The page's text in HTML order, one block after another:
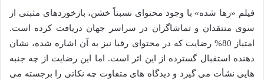
فیلم «رها شده» با وجود محتوای نسبتاً خشن، بازخوردهای مثبتی از
سوی منتقدان و تماشاگران در سراسر جهان دریافت کرده است.
امتیاز 80% رضایت که در محتوای رقبا نیز به آن اشاره شده، نشان
دهنده استقبال گسترده از این اثر است. اما این رضایت از چه جنبه
هایی نشأت می گیرد و دیدگاه های متفاوت چه نکاتی را برجسته می